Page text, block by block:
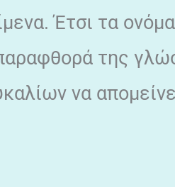
Έτσι τα
της
να